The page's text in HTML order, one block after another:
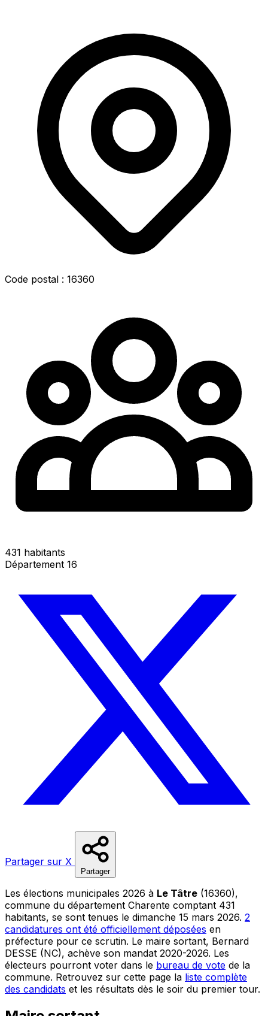
Code postal : 16360
431 habitants
Département 16
Partager sur X
Partager
Les élections municipales 2026 à Le Tâtre (16360),
commune du département Charente comptant 431
habitants, se sont tenues le dimanche 15 mars 2026. 2
candidatures ont été officiellement déposées en
préfecture pour ce scrutin. Le maire sortant, Bernard
DESSE (NC), achève son mandat 2020-2026. Les
électeurs pourront voter dans le bureau de vote de la
commune. Retrouvez sur cette page la liste complète
des candidats et les résultats dès le soir du premier tour.